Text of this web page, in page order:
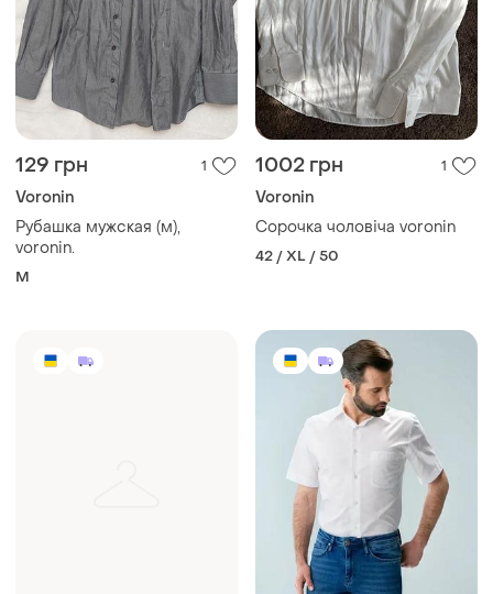
129 грн 1
Voronin
Рубашка мужская (м),
voronin.
M
1002 грн 1
Voronin
Сорочка чоловіча voronin
42 / XL / 50